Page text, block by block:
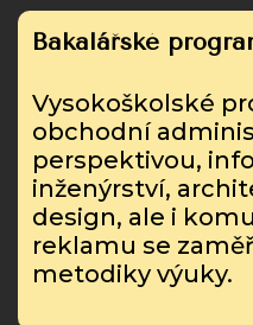
Bakalářské
Vysokoškolské
obchodní
perspektivou,
inženýrství,
design, ale i
reklamu se
metodiky výuky.